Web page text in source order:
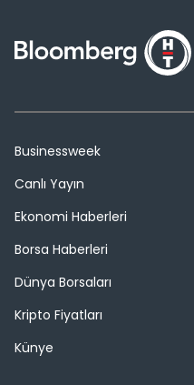
Businessweek
Canlı Yayın
Ekonomi Haberleri
Borsa Haberleri
Dünya Borsaları
Kripto Fiyatları
Künye